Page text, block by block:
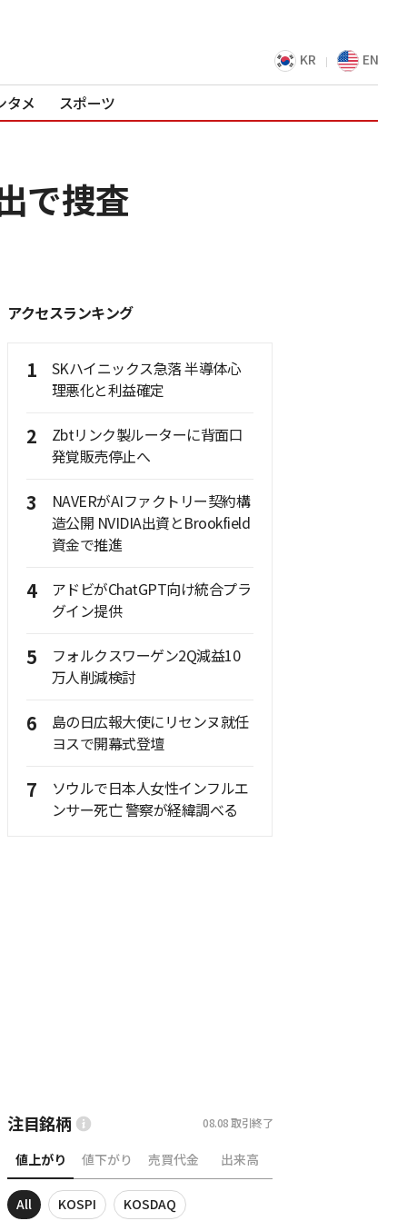
KR EN
タメ スポーツ
で捜査
アクセスランキング
1
SKハイニックス急落 半導体心
理悪化と利益確定
2
Zbtリンク製ルーターに背面口
発覚販売停止へ
3
NAVERがAIファクトリー契約構
造公開 NVIDIA出資とBrookfield
資金で推進
4
アドビがChatGPT向け統合プラ
グイン提供
5
フォルクスワーゲン2Q減益10
万人削減検討
6
島の日広報大使にリセンヌ就任
ヨスで開幕式登壇
7
ソウルで日本人女性インフルエ
ンサー死亡 警察が経緯調べる
注目銘柄 08.08 取引終了
値上がり 値下がり 売買代金 出来高
All KOSPI KOSDAQ